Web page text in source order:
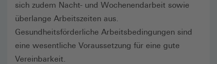
sich zudem Nacht- und Wochenendarbeit sowie
überlange Arbeitszeiten aus.
Gesundheitsförderliche Arbeitsbedingungen sind
eine wesentliche Voraussetzung für eine gute
Vereinbarkeit.